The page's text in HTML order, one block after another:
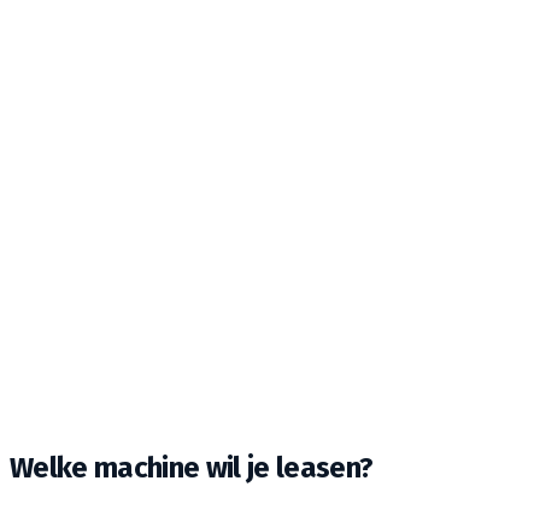
Welke machine wil je leasen?